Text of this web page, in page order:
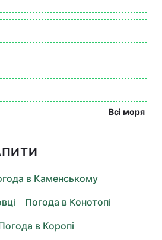
Всі моря
в Каменському
Погода в Конотопі
в Коропі